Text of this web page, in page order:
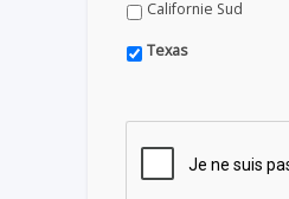
Californie Sud
Texas